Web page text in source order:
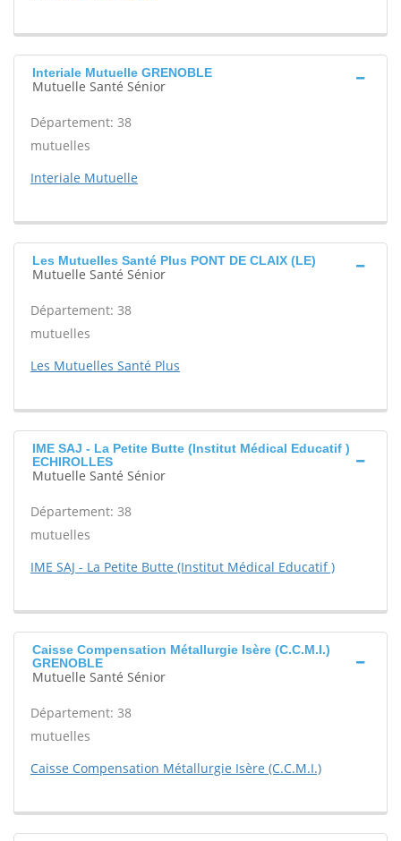
Interiale Mutuelle GRENOBLE
Mutuelle Santé Sénior
Département: 38
mutuelles
Interiale Mutuelle
Les Mutuelles Santé Plus PONT DE CLAIX (LE)
Mutuelle Santé Sénior
Département: 38
mutuelles
Les Mutuelles Santé Plus
IME SAJ - La Petite Butte (Institut Médical Educatif )
ECHIROLLES
Mutuelle Santé Sénior
Département: 38
mutuelles
IME SAJ - La Petite Butte (Institut Médical Educatif )
Caisse Compensation Métallurgie Isère (C.C.M.I.)
GRENOBLE
Mutuelle Santé Sénior
Département: 38
mutuelles
Caisse Compensation Métallurgie Isère (C.C.M.I.)